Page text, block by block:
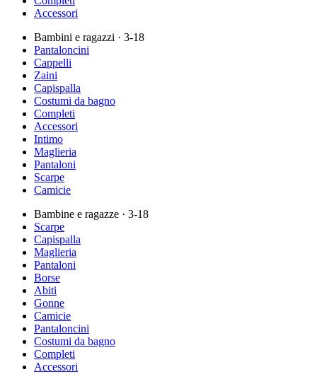
Accessori
Bambini e ragazzi · 3-18
Pantaloncini
Cappelli
Zaini
Capispalla
Costumi da bagno
Completi
Accessori
Intimo
Maglieria
Pantaloni
Scarpe
Camicie
Bambine e ragazze · 3-18
Scarpe
Capispalla
Maglieria
Pantaloni
Borse
Abiti
Gonne
Camicie
Pantaloncini
Costumi da bagno
Completi
Accessori